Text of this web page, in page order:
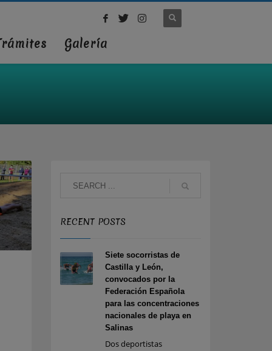
Galería
RECENT POSTS
Siete socorristas de
Castilla y León,
convocados por la
Federación Española
para las concentraciones
nacionales de playa en
Salinas
Dos deportistas